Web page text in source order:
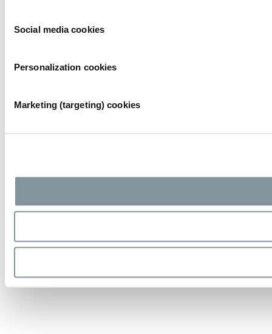
Social media cookies
Personalization cookies
Marketing (targeting) cookies